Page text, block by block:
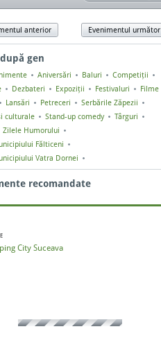
anterior Evenimentul următor
gen
Aniversări Baluri
Competiții
Dezbateri Expoziții Festivaluri
Filme
Lansări
Petreceri
Serbările Zăpezii
culturale
Stand-up comedy
Târguri
Zilele Humorului
Fălticeni
Vatra Dornei
recomandate